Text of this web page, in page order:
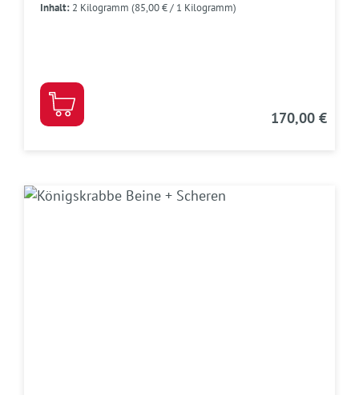
Inhalt: 2 Kilogramm (85,00 € / 1 Kilogramm)
170,00 €